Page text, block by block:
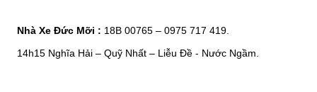
Nhà Xe Đức Mỡi : 18B 00765 – 0975 717 419.
14h15 Nghĩa Hải – Quỹ Nhất – Liễu Đề - Nước Ngầm.